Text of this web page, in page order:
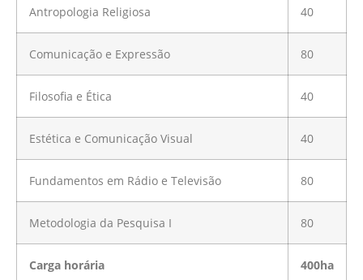
Antropologia Religiosa 40
Comunicação e Expressão 80
Filosofia e Ética 40
Estética e Comunicação Visual 40
Fundamentos em Rádio e Televisão 80
Metodologia da Pesquisa I 80
Carga horária 400ha